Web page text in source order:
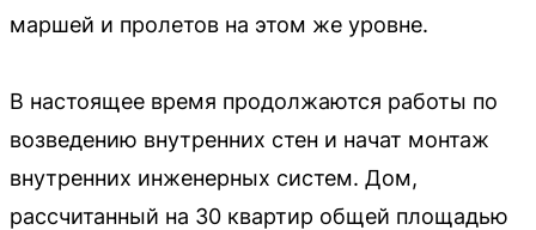
маршей и пролетов на этом же уровне.
В настоящее время продолжаются работы по
возведению внутренних стен и начат монтаж
внутренних инженерных систем. Дом,
рассчитанный на 30 квартир общей площадью